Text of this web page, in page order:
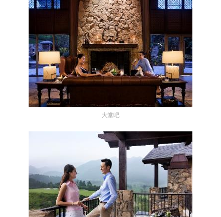
大堂吧